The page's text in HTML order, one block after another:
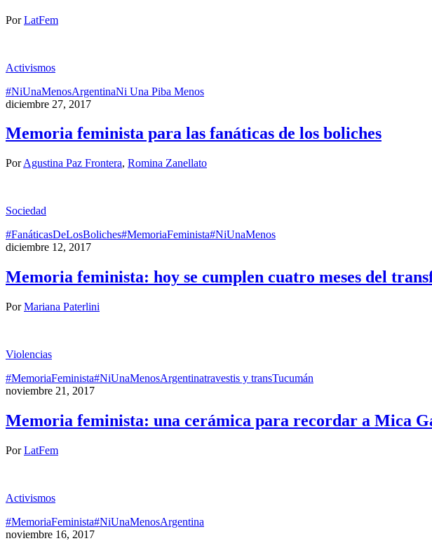
PorLatFem
Activismos
#NiUnaMenosArgentinaNi Una Piba Menos
diciembre 27, 2017
Memoria feminista para las fanáticas de los boliches
PorAgustina Paz Frontera, Romina Zanellato
Sociedad
#FanáticasDeLosBoliches#MemoriaFeminista#NiUnaMenos
diciembre 12, 2017
Memoria feminista: hoy se cumplen cuatro meses del
PorMariana Paterlini
Violencias
#MemoriaFeminista#NiUnaMenosArgentinatravestis y transTucumán
noviembre 21, 2017
Memoria feminista: una cerámica para recordar a Mica
PorLatFem
Activismos
#MemoriaFeminista#NiUnaMenosArgentina
noviembre 16, 2017